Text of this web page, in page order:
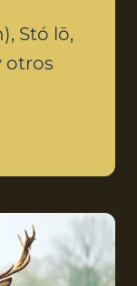
Stó lō,
otros